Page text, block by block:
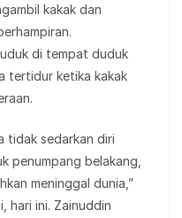
kakak dan
di tempat duduk
tertidur ketika kakak
tidak sedarkan diri
penumpang belakang,
meninggal dunia,”
hari ini. Zainuddin